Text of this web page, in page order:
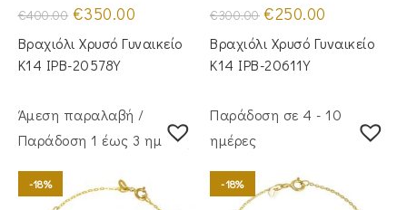
€400.00 Original
price
was:
€400.00.
€350.00
είναι:
Βραχιόλι Χρυσό Γυναικείο
Κ14 IPB-20578Y
€300.00 Original
price
was:
€300.00.
€250.00
είναι:
Βραχιόλι Χρυσό Γυναικείο
Κ14 IPB-20611Y
Άμεση παραλαβή /
Παράδoση 1 έως 3 ημέρες
-18%
Παράδοση σε 4 - 10
ημέρες
-18%